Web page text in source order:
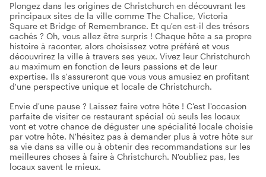
Plongez dans les origines de Christchurch en découvrant les
principaux sites de la ville comme The Chalice, Victoria
Square et Bridge of Remembrance. Et qu'en est-il des trésors
cachés ? Oh, vous allez être surpris ! Chaque hôte a sa propre
histoire à raconter, alors choisissez votre préféré et vous
découvrirez la ville à travers ses yeux. Vivez leur Christchurch
au maximum en fonction de leurs passions et de leur
expertise. Ils s'assureront que vous vous amusiez en profitant
d'une perspective unique et locale de Christchurch.
Envie d'une pause ? Laissez faire votre hôte ! C'est l'occasion
parfaite de visiter ce restaurant spécial où seuls les locaux
vont et votre chance de déguster une spécialité locale choisie
par votre hôte. N'hésitez pas à demander plus à votre hôte sur
sa vie dans sa ville ou à obtenir des recommandations sur les
meilleures choses à faire à Christchurch. N'oubliez pas, les
locaux savent le mieux.